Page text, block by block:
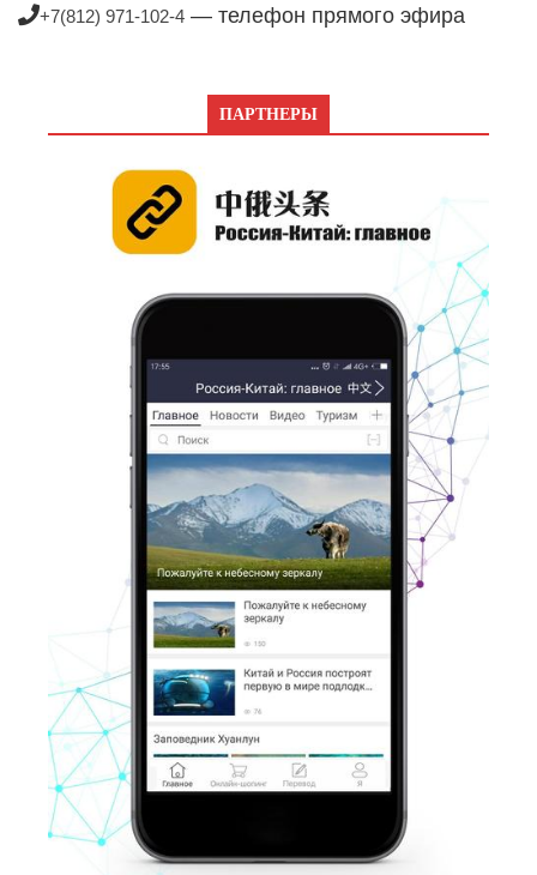
+7(812) 971-102-4 — телефон прямого эфира
ПАРТНЕРЫ